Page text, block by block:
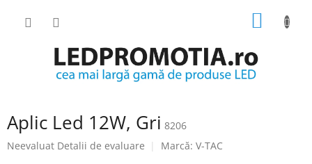
COŞ
Aplic Led 12W, Gri 8206
Evaluarea
Neevaluat Detalii de evaluare Marcă: V-TAC